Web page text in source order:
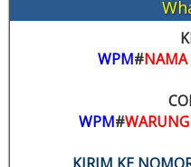
WPM#NAMA
WPM#